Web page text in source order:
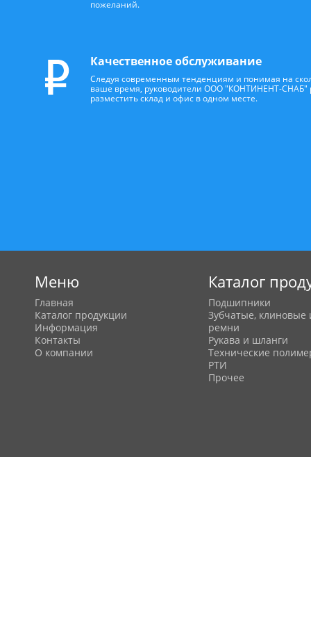
пожеланий.
Качественное обслуживание
Следуя современным тенденциям и понимая на
ваше время, руководители ООО "КОНТИНЕНТ-
разместить склад и офис в одном месте.
Меню
Главная
Каталог продукции
Информация
Контакты
О компании
Каталог
Подшипники
Зубчатые, клиновые
ремни
Рукава и шланги
Технические
РТИ
Прочее